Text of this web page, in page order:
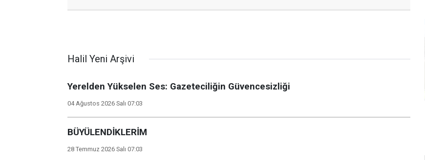
Halil Yeni Arşivi
Yerelden Yükselen Ses: Gazeteciliğin Güvencesizliği
04 Ağustos 2026 Salı 07:03
BÜYÜLENDİKLERİM
28 Temmuz 2026 Salı 07:03